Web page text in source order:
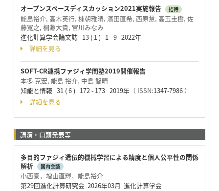
オープンスペースディスカッション2021実施報告 招待
能島裕介, 高木英行, 棟朝雅晴, 濱田直希, 西原慧, 高玉圭樹, 佐
藤寛之, 桐淵大貴, 宮川みなみ
進化計算学会論文誌 13 ( 1 ) 1 - 9 2022年
詳細を見る
SOFT-CR連携ファジィ学問塾2019開催報告
本多 克宏, 能島 裕介, 中島 智晴
知能と情報 31 ( 6 ) 172 - 173 2019年（ ISSN:1347-7986）
詳細を見る
講演・口頭発表等
多目的ファジィ遺伝的機械学習による精度と個人公平性の関係
解析
国内会議
小西豪，増山直輝，能島裕介
第29回進化計算研究会 2026年03月 進化計算学会